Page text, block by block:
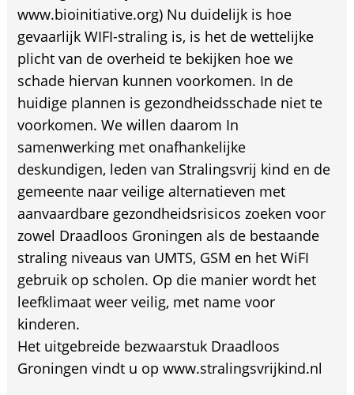
www.bioinitiative.org) Nu duidelijk is hoe
gevaarlijk WIFI-straling is, is het de wettelijke
plicht van de overheid te bekijken hoe we
schade hiervan kunnen voorkomen. In de
huidige plannen is gezondheidsschade niet te
voorkomen. We willen daarom In
samenwerking met onafhankelijke
deskundigen, leden van Stralingsvrij kind en de
gemeente naar veilige alternatieven met
aanvaardbare gezondheidsrisicos zoeken voor
zowel Draadloos Groningen als de bestaande
straling niveaus van UMTS, GSM en het WiFI
gebruik op scholen. Op die manier wordt het
leefklimaat weer veilig, met name voor
kinderen.
Het uitgebreide bezwaarstuk Draadloos
Groningen vindt u op www.stralingsvrijkind.nl